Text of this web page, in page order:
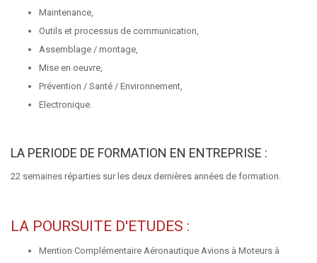
Maintenance,
Outils et processus de communication,
Assemblage / montage,
Mise en oeuvre,
Prévention / Santé / Environnement,
Electronique.
LA PERIODE DE FORMATION EN ENTREPRISE :
22 semaines réparties sur les deux dernières années de formation.
LA POURSUITE D'ETUDES :
Mention Complémentaire Aéronautique Avions à Moteurs à